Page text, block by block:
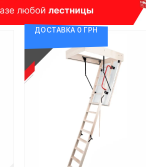
ДОСТАВКА 0 ГРН